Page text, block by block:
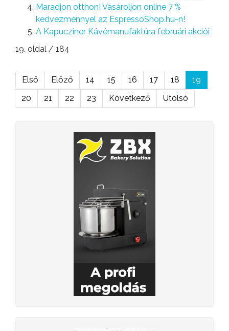
Maradjon otthon! Vásároljon online 7 %
kedvezménnyel az EspressoShop.hu-n!
A Kapucziner Kávémanufaktúra februári akciói
19. oldal / 184
Első Előző 14 15 16 17 18
19
20
21 22 23 Következő Utolsó